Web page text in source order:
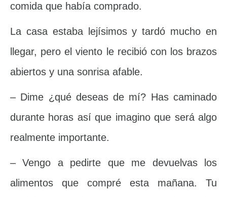
comida que había comprado.
La casa estaba lejísimos y tardó mucho en
llegar, pero el viento le recibió con los brazos
abiertos y una sonrisa afable.
– Dime ¿qué deseas de mí? Has caminado
durante horas así que imagino que será algo
realmente importante.
– Vengo a pedirte que me devuelvas los
alimentos que compré esta mañana. Tu